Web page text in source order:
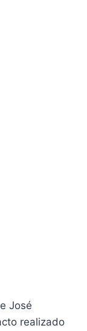
José
realizado